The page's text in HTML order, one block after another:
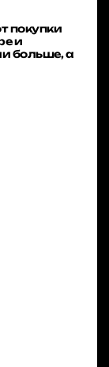
покупки
и
больше, а